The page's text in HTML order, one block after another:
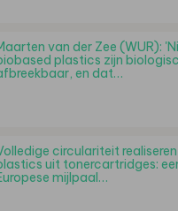
van der Zee (WUR):
plastics zijn
en dat…
circulariteit
uit tonercartridges:
mijlpaal…